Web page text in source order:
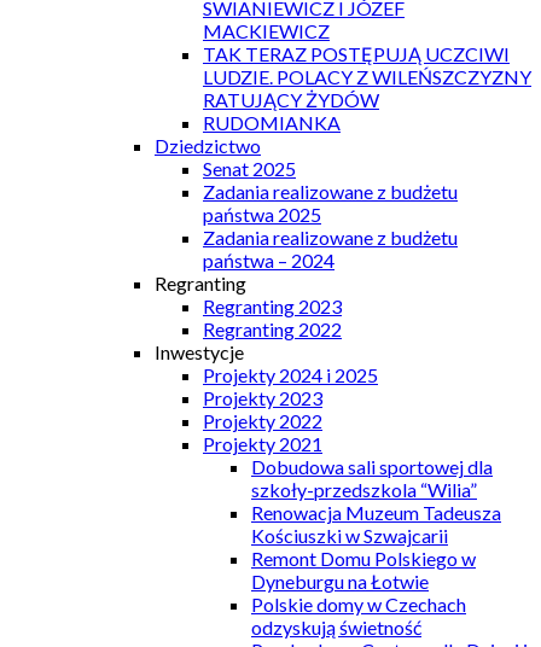
SWIANIEWICZ I JÓZEF
MACKIEWICZ
TAK TERAZ POSTĘPUJĄ UCZCIWI
LUDZIE. POLACY Z WILEŃSZCZYZNY
RATUJĄCY ŻYDÓW
RUDOMIANKA
Dziedzictwo
Senat 2025
Zadania realizowane z budżetu
państwa 2025
Zadania realizowane z budżetu
państwa – 2024
Regranting
Regranting 2023
Regranting 2022
Inwestycje
Projekty 2024 i 2025
Projekty 2023
Projekty 2022
Projekty 2021
Dobudowa sali sportowej dla
szkoły-przedszkola “Wilia”
Renowacja Muzeum Tadeusza
Kościuszki w Szwajcarii
Remont Domu Polskiego w
Dyneburgu na Łotwie
Polskie domy w Czechach
odzyskują świetność